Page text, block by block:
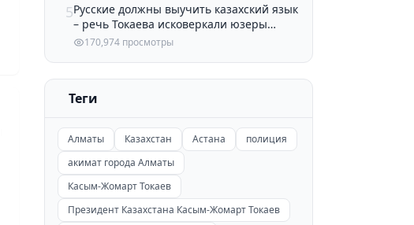
5Русские должны выучить казахский язык
– речь Токаева исковеркали юзеры
Казнета
170,974 просмотры
Теги
Алматы Казахстан Астана
полиция
акимат города Алматы
Касым-Жомарт Токаев
Президент Казахстана Касым-Жомарт Токаев